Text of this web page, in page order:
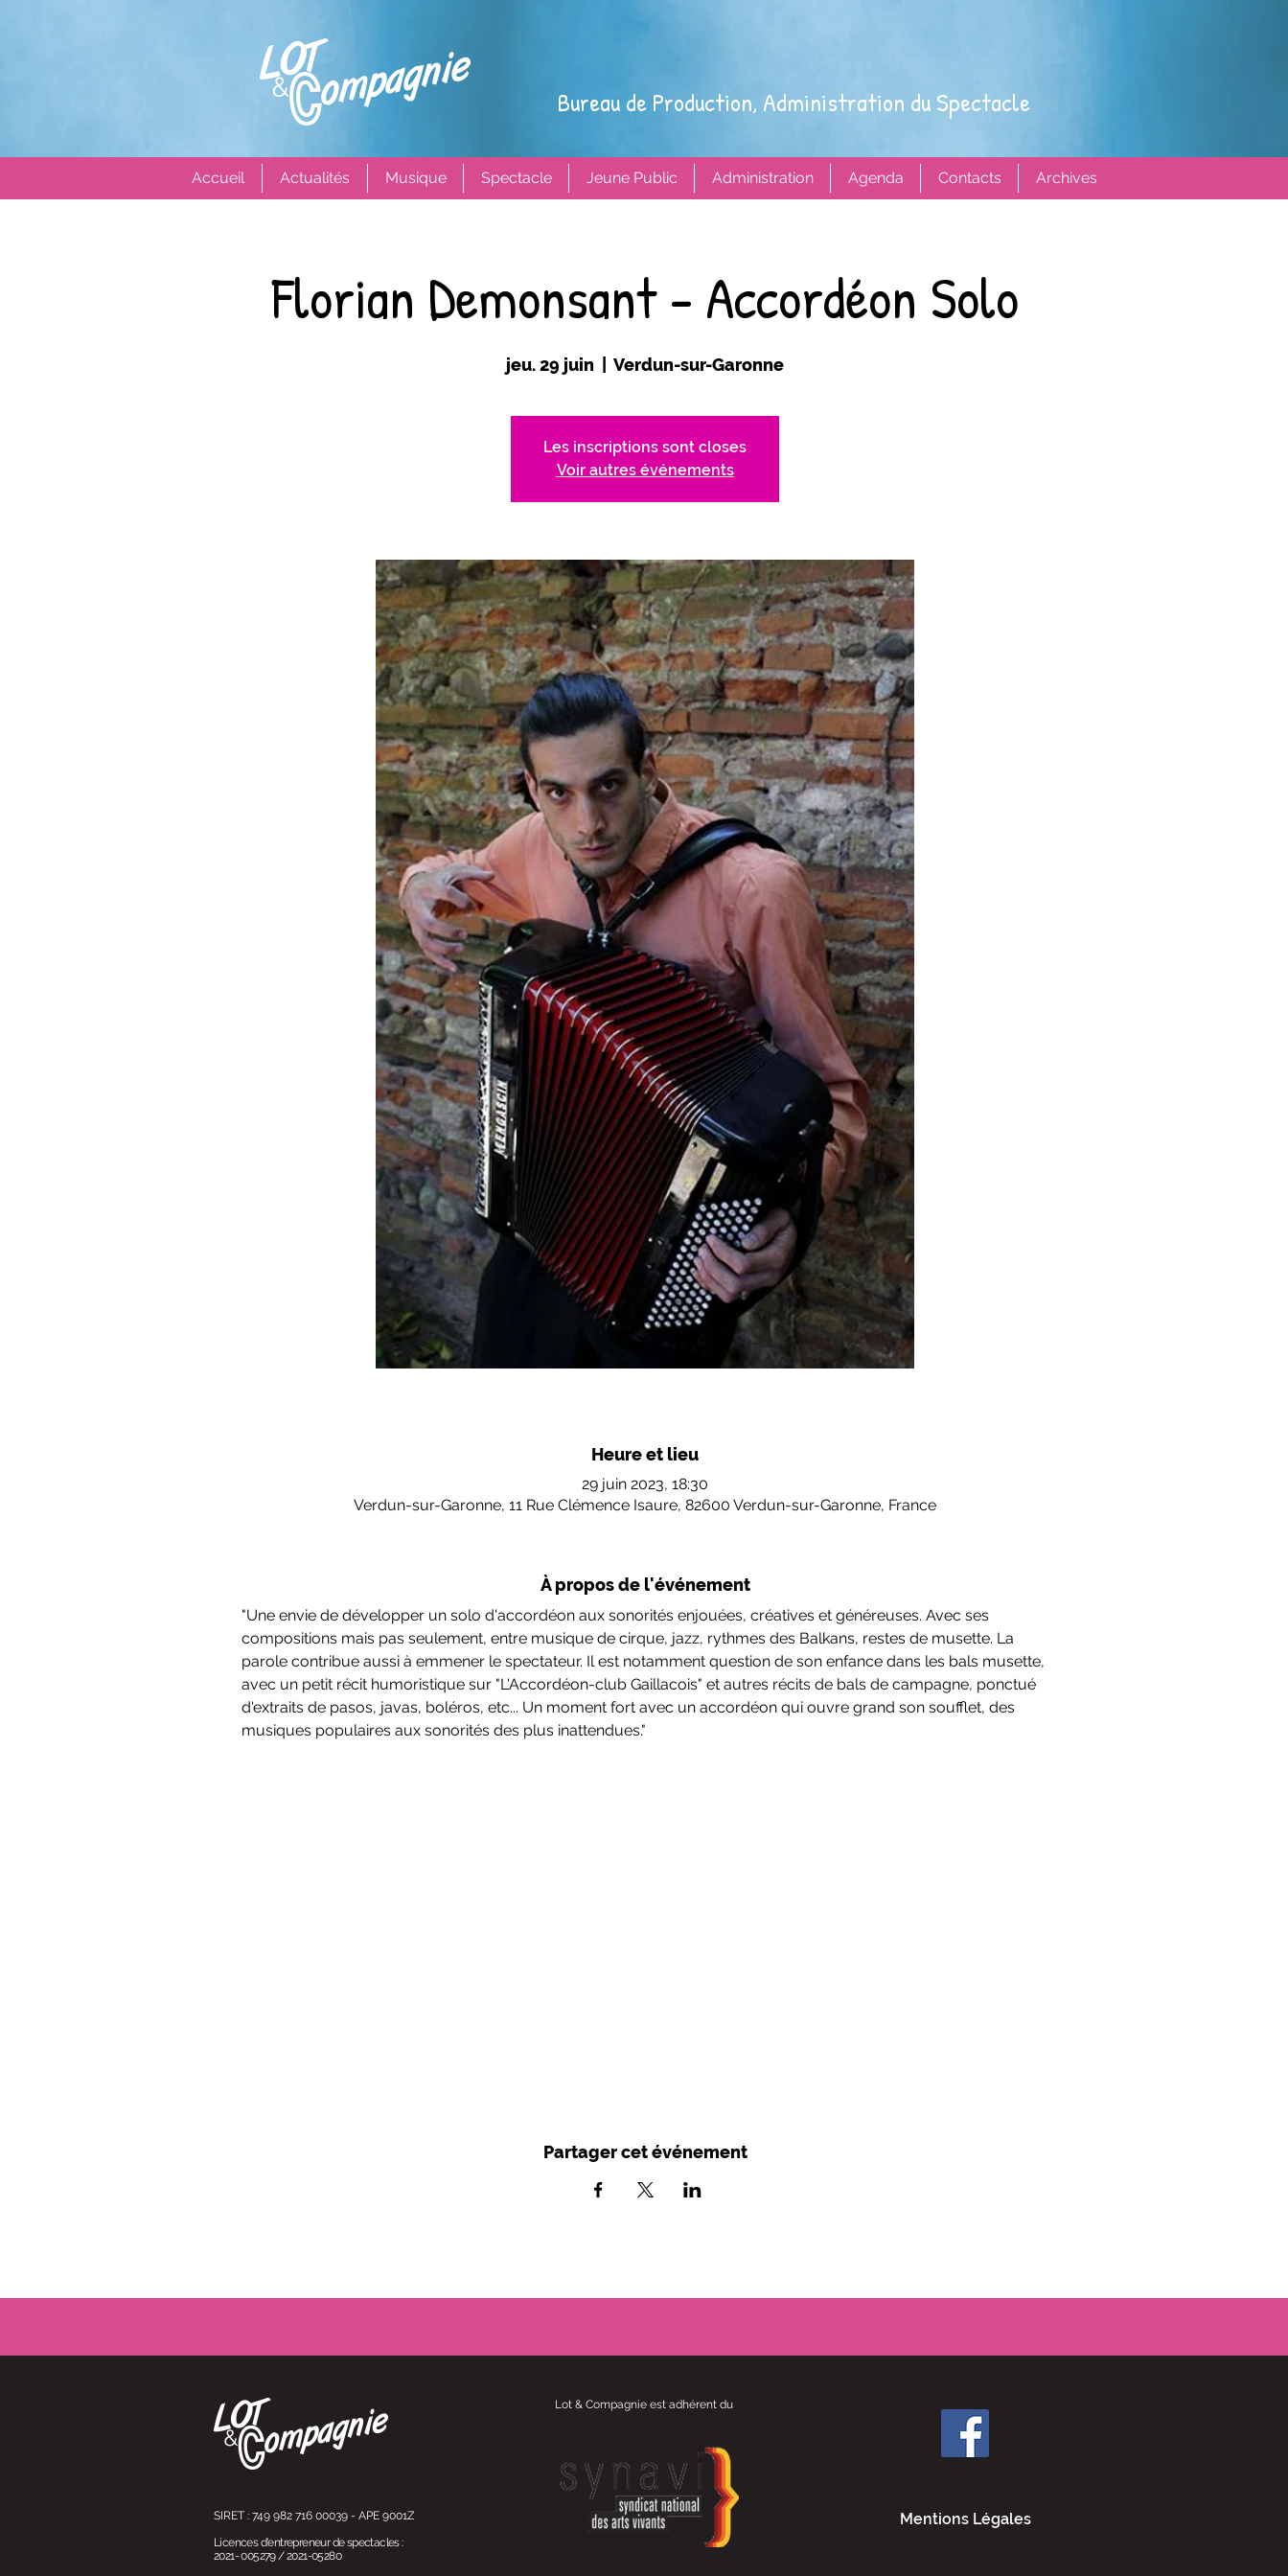
Bureau de Production, Administration du Spectacle
Accueil Actualités Musique Spectacle Jeune Public Administration Agenda Contacts Archives
Florian Demonsant - Accordéon Solo
jeu. 29 juin Verdun-sur-Garonne
Les inscriptions sont closes
Voir autres événements
Heure et lieu
29 juin 2023, 18:30
Verdun-sur-Garonne, 11 Rue Clémence Isaure, 82600 Verdun-sur-Garonne, France
À propos de l'événement
"Une envie de développer un solo d'accordéon aux sonorités enjouées, créatives et généreuses. Avec ses
compositions mais pas seulement, entre musique de cirque, jazz, rythmes des Balkans, restes de musette. La
parole contribue aussi à emmener le spectateur. Il est notamment question de son enfance dans les bals musette,
avec un petit récit humoristique sur "L'Accordéon-club Gaillacois" et autres récits de bals de campagne, ponctué
d'extraits de pasos, javas, boléros, etc... Un moment fort avec un accordéon qui ouvre grand son soufflet, des
musiques populaires aux sonorités des plus inattendues."
Partager cet événement
SIRET : 749 982 716 00039 - APE 9001Z
Licences d'entrepreneur de spectacles :
2021- 005279 / 2021-05280
Lot & Compagnie est adhérent du
Mentions Légales